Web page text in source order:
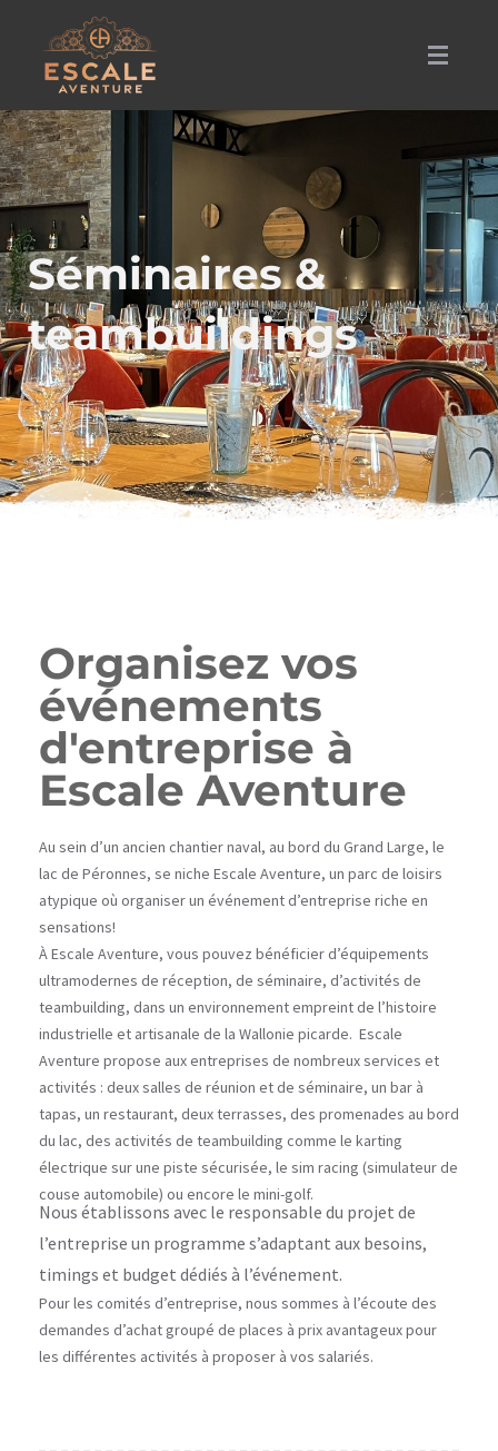
Escale Aventure
Séminaires &
teambuildings
Organisez vos
événements
d'entreprise à
Escale Aventure
Au sein d’un ancien chantier naval, au bord du Grand Large, le
lac de Péronnes, se niche Escale Aventure, un parc de loisirs
atypique où organiser un événement d’entreprise riche en
sensations!
À Escale Aventure, vous pouvez bénéficier d’équipements
ultramodernes de réception, de séminaire, d’activités de
teambuilding, dans un environnement empreint de l’histoire
industrielle et artisanale de la Wallonie picarde. Escale
Aventure propose aux entreprises de nombreux services et
activités : deux salles de réunion et de séminaire, un bar à
tapas, un restaurant, deux terrasses, des promenades au bord
du lac, des activités de teambuilding comme le karting
électrique sur une piste sécurisée, le sim racing (simulateur de
couse automobile) ou encore le mini-golf.
Nous établissons avec le responsable du projet de
l’entreprise un programme s’adaptant aux besoins,
timings et budget dédiés à l’événement.
Pour les comités d’entreprise, nous sommes à l’écoute des
demandes d’achat groupé de places à prix avantageux pour
les différentes activités à proposer à vos salariés.